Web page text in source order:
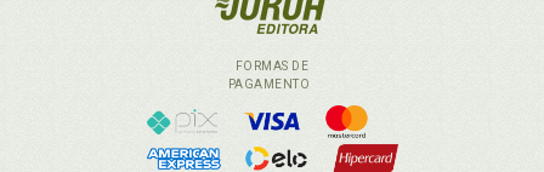
FORMAS DE
PAGAMENTO